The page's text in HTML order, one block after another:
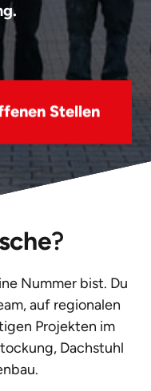
Stellen
?
Nummer bist. Du
auf regionalen
Projekten im
Dachstuhl